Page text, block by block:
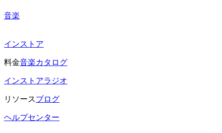
音楽
インストア
料金音楽カタログ
インストアラジオ
リソースブログ
ヘルプセンター